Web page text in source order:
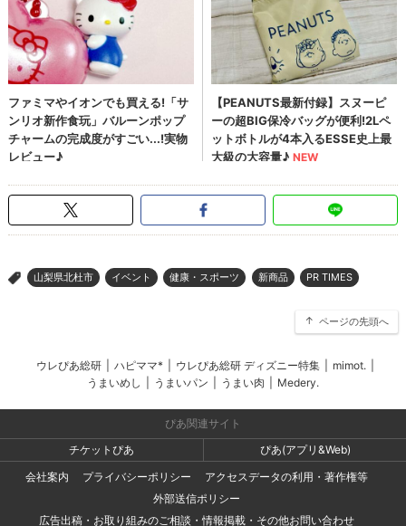
> 山梨県北杜市 イベント 健康・スポーツ 新商品 PR TIMES
ページの先頭へ
ウレぴあ総研 ハピママ* ウレぴあ総研 ディズニー特集 mimot.
うまいめし
うまいパン うまい肉 Medery.
ぴあ関連サイト
チケットぴあ
ぴあ(アプリ&Web)
会社案内
プライバシーポリシー
アクセスデータの利用・著作権等
外部送信ポリシー
広告出稿・お取り組みのご相談・情報掲載・その他お問い合わせ